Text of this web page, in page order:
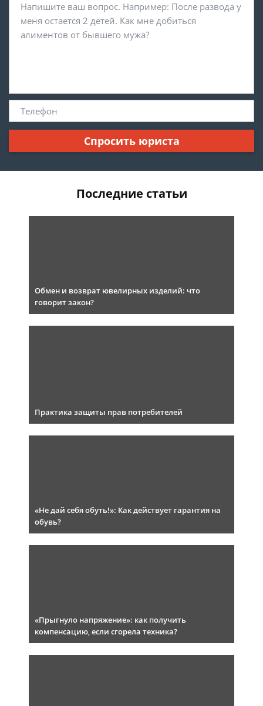
Спросить юриста
Последние статьи
Обмен и возврат ювелирных изделий: что
говорит закон?
Практика защиты прав потребителей
«Не дай себя обуть!»: Как действует гарантия на
обувь?
«Прыгнуло напряжение»: как получить
компенсацию, если сгорела техника?